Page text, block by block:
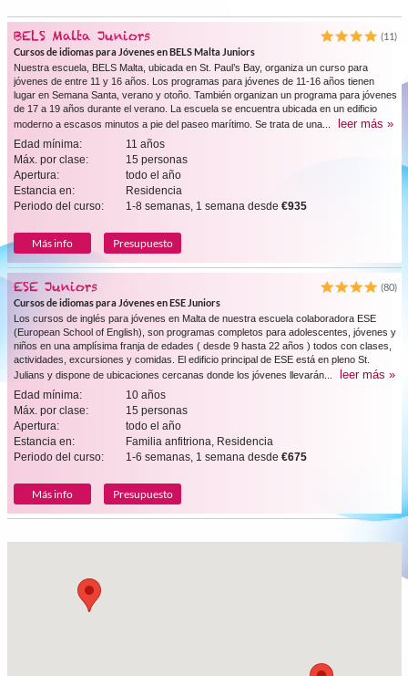
BELS Malta Juniors
(11)
Cursos de idiomas para Jóvenes en BELS Malta Juniors
Nuestra escuela, BELS Malta, ubicada en St. Paul’s Bay, organiza un curso para
jóvenes de entre 11 y 16 años. Los programas para jóvenes de 11-16 años tienen
lugar en Semana Santa, verano y otoño. También organizan un programa para jóvenes
de 17 a 19 años durante el verano. La escuela se encuentra ubicada en un edificio
moderno a escasos minutos a pie del paseo marítimo. Se trata de una...
leer más »
Edad mínima:
11 años
Máx. por clase:
15 personas
Apertura:
todo el año
Estancia en:
Residencia
Periodo del curso:
1-8 semanas, 1 semana desde €935
Más info Presupuesto
ESE Juniors
(80)
Cursos de idiomas para Jóvenes en ESE Juniors
Los cursos de inglés para jóvenes en Malta de nuestra escuela colaboradora ESE
(European School of English), son programas completos para adolescentes, jóvenes y
niños en una amplísima franja de edades ( desde 9 hasta 22 años ) todos con clases,
actividades, excursiones y comidas. El edificio principal de ESE está en pleno St.
Julians y dispone de ubicaciones cercanas donde los jóvenes llevarán...
leer más »
Edad mínima:
10 años
Máx. por clase:
15 personas
Apertura:
todo el año
Estancia en:
Familia anfitriona, Residencia
Periodo del curso:
1-6 semanas, 1 semana desde €675
Más info Presupuesto